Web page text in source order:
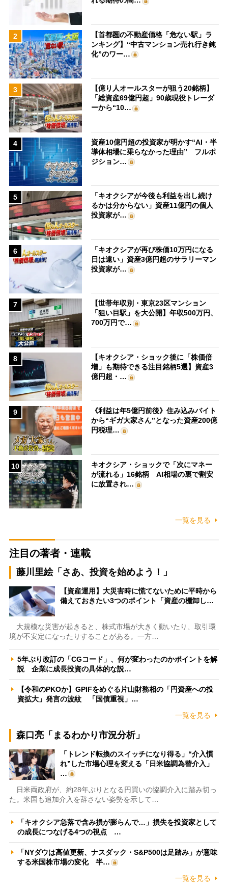
2
【首都圏の不動産価格「危ない駅」ラ
ンキング】“中古マンション売れ行き鈍
化”のワー…
3
【億り人オールスターが狙う20銘柄】
「総資産69億円超」90歳現役トレーダ
ーから“10…
4
資産10億円超の投資家が明かす“AI・半
導体相場に乗らなかった理由” フルポ
ジション…
5
「キオクシアが今後も利益を出し続け
るかは分からない」資産11億円の個人
投資家が…
6
「キオクシアが再び株価10万円になる
日は遠い」資産3億円超のサラリーマン
投資家が…
7
【世帯年収別・東京23区マンション
「狙い目駅」を大公開】年収500万円、
700万円で…
8
【キオクシア・ショック後に「株価倍
増」も期待できる注目銘柄5選】資産3
億円超・…
9
《利益は年5億円前後》住み込みバイト
から“ギガ大家さん”となった資産200億
円税理…
10
キオクシア・ショックで「次にマネー
が流れる」16銘柄 AI相場の裏で割安
に放置され…
一覧を見る
注目の著者・連載
藤川里絵「さあ、投資を始めよう！」
【資産運用】大災害時に慌てないために平時から
備えておきたい3つのポイント「資産の棚卸し…
大規模な災害が起きると、株式市場が大きく動いたり、取引環
境が不安定になったりすることがある。一方…
5年ぶり改訂の「CGコード」、何が変わったのかポイントを解
説 企業に成長投資の具体的な説…
【令和のPKOか】GPIFをめぐる片山財務相の「円資産への投
資拡大」発言の波紋 「国債重視」…
一覧を見る
森口亮「まるわかり市況分析」
「トレンド転換のスイッチになり得る」“介入慣
れ”した市場心理を変える「日米協調為替介入」
…
日米両政府が、約28年ぶりとなる円買いの協調介入に踏み切っ
た。米国も追加介入を辞さない姿勢を示して…
「キオクシア急落で含み損が膨らんで…」損失を投資家として
の成長につなげる4つの視点 …
「NYダウは高値更新、ナスダック・S&P500は足踏み」が意味
する米国株市場の変化 半…
一覧を見る